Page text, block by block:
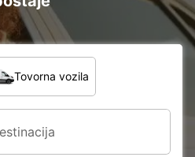
Tovorna vozila